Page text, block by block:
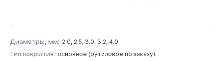
Диаметры, мм: 2.0, 2.5, 3.0, 3.2, 4.0
Тип покрытия: основное (рутиловое по заказу)